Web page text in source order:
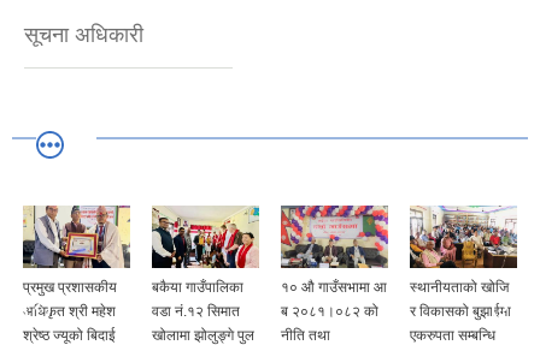
सूचना अधिकारी
प्रमुख प्रशासकीय
अधिकृत श्री महेश
श्रेष्ठ ज्यूको बिदाई
बकैया गाउँपालिका
वडा नं.१२ सिमात
खोलामा झोलुङ्गे पुल
१० औ गाउँसभामा आ
ब २०८१।०८२ को
नीति तथा
स्थानीयताको खोजि
र विकासको बुझाईमा
एकरुपता सम्बन्धि